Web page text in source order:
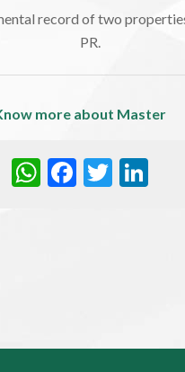
record of two
PR.
more about Master
WhatsApp
Facebook